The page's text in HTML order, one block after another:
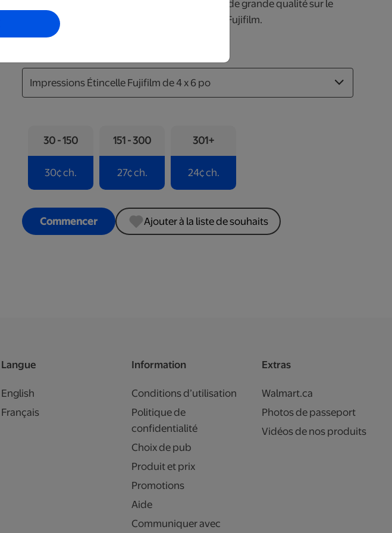
Impressions photographiques par exposition de grande qualité sur le
papier photographique d’archives Crystal de Fujifilm.
30 - 150 151 - 300 301+
30¢ch. 27¢ch. 24¢ch.
Commencer Ajouter à la liste de souhaits
Langue
English
Français
Information
Conditions d’utilisation
Politique de
confidentialité
Choix de pub
Produit et prix
Promotions
Aide
Communiquer avec
Extras
Walmart.ca
Photos de passeport
Vidéos de nos produits